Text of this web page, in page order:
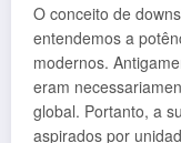
O conceito de
entendemos a
modernos.
eram
global. Portanto, a
aspirados por